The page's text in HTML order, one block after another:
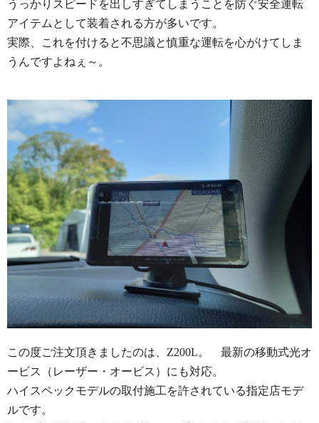
うっかりスピードを出しすぎてしまうことを防ぐ安全運転
アイテムとして装着される方が多いです。
実際、これを付けると不思議と慎重な運転を心がけてしま
うんですよねぇ～。
この度ご注文頂きましたのは、Z200L。 最新の移動式光オ
ービス（レーザー・オービス）にも対応。
ハイスペックモデルの取付施工を許されている指定店モデ
ルです。